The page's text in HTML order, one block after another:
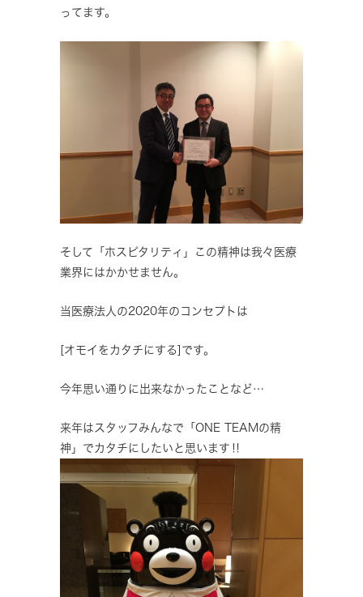
ってます。
そして「ホスピタリティ」この精神は我々医療
業界にはかかせません。
当医療法人の2020年のコンセプトは
[オモイをカタチにする]です。
今年思い通りに出来なかったことなど…
来年はスタッフみんなで「ONE TEAMの精
神」でカタチにしたいと思います‼️